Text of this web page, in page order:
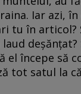
Iar azi, în
tu în articol?
el începe să
tot satul la